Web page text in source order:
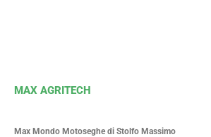
MAX AGRITECH
Max Mondo Motoseghe di Stolfo Massimo